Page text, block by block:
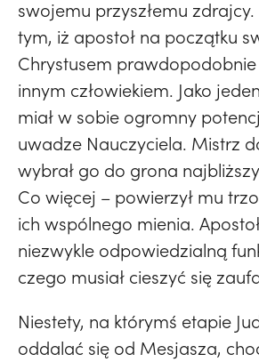
swojemu przyszłemu
tym, iż apostoł na początku
Chrystusem prawdopodobnie
innym człowiekiem. Jako
miał w sobie ogromny
uwadze Nauczyciela. Mistrz
wybrał go do grona
Co więcej – powierzył mu
ich wspólnego mienia.
niezwykle odpowiedzialną
czego musiał cieszyć się
Niestety, na którymś etapie
oddalać się od Mesjasza,